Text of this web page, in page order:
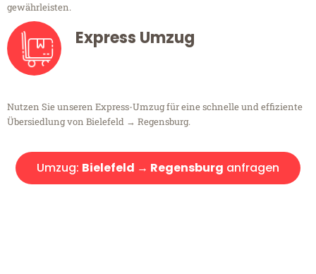
gewährleisten.
Express Umzug
Nutzen Sie unseren Express-Umzug für eine schnelle und effiziente
Übersiedlung von Bielefeld → Regensburg.
Umzug: Bielefeld → Regensburg anfragen